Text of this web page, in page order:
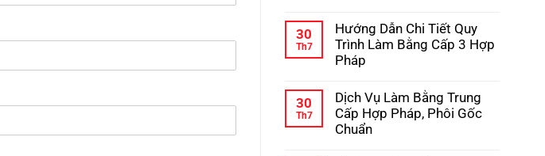
bình
luận
ở
Review
Đại
Học
–
Kinh
30
Th7
Hướng Dẫn Chi Tiết Quy
Trình Làm Bằng Cấp 3 Hợp
Pháp
bình
luận
ở
Hướng
30
Th7
Dịch Vụ Làm Bằng Trung
Cấp Hợp Pháp, Phôi Gốc
Chuẩn